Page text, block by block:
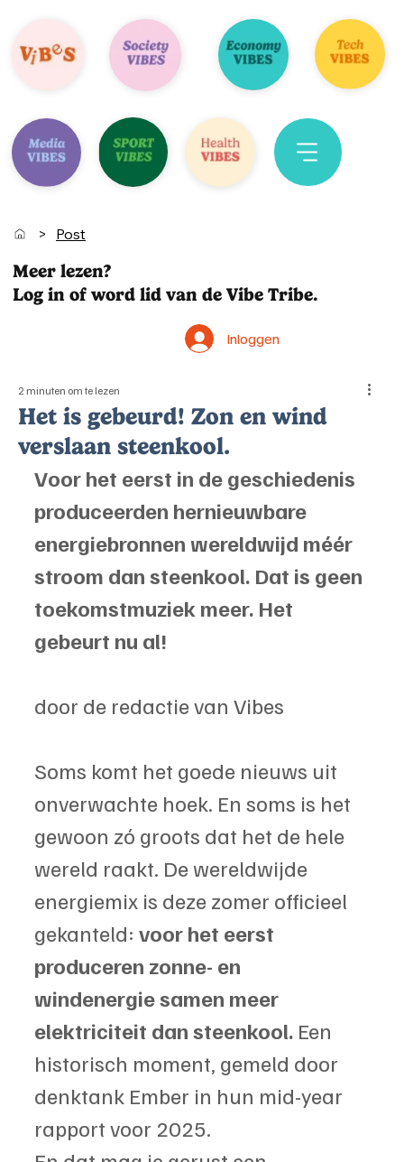
> Post
Meer lezen?
Log in of word lid van de Vibe Tribe.
Inloggen
Het is gebeurd! Zon en wind
verslaan steenkool.
2 minuten om te lezen
Voor het eerst in de geschiedenis
produceerden hernieuwbare
energiebronnen wereldwijd méér
stroom dan steenkool. Dat is geen
toekomstmuziek meer. Het
gebeurt nu al!
door de redactie van Vibes
Soms komt het goede nieuws uit
onverwachte hoek. En soms is het
gewoon zó groots dat het de hele
wereld raakt. De wereldwijde
energiemix is deze zomer officieel
gekanteld: voor het eerst
produceren zonne- en
windenergie samen meer
elektriciteit dan steenkool. Een
historisch moment, gemeld door
denktank Ember in hun mid-year
rapport voor 2025.